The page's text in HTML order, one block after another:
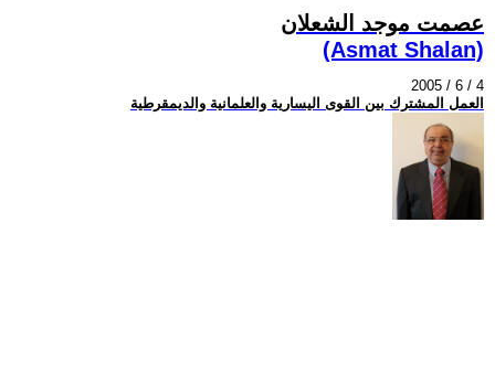
عصمت موجد الشعلان
(Asmat Shalan)
2005 / 6 / 4
العمل المشترك بين القوى اليسارية والعلمانية والديمقرطية